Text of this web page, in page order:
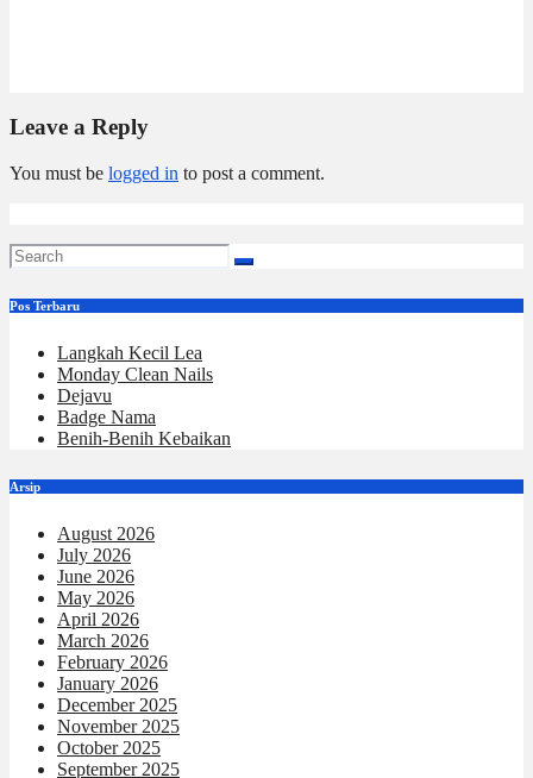
Leave a Reply
You must be logged in to post a comment.
Pos Terbaru
Langkah Kecil Lea
Monday Clean Nails
Dejavu
Badge Nama
Benih-Benih Kebaikan
Arsip
August 2026
July 2026
June 2026
May 2026
April 2026
March 2026
February 2026
January 2026
December 2025
November 2025
October 2025
September 2025